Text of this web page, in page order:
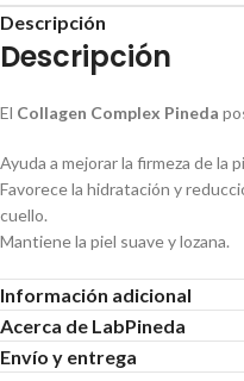
Descripción
Descripción
El Collagen Complex Pineda
Ayuda a mejorar la firmeza de la
Favorece la hidratación y
cuello.
Mantiene la piel suave y lozana.
Información adicional
Acerca de LabPineda
Envío y entrega